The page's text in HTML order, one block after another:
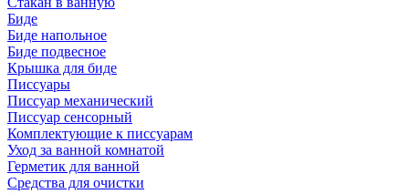
Биде
Биде напольное
Биде подвесное
Крышка для биде
Писсуары
Писсуар механический
Писсуар сенсорный
Комплектующие к писсуарам
Уход за ванной комнатой
Герметик для ванной
Средства для очистки